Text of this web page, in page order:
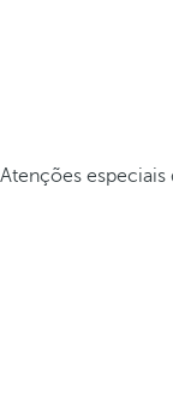
Atenções especiais